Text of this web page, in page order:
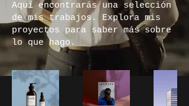
Aquí encontrarás una selección
de mis trabajos. Explora mis
proyectos para saber más sobre
lo que hago.